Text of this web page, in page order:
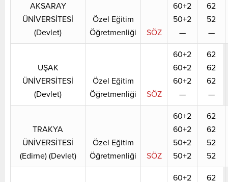
AKSARAY
ÜNİVERSİTESİ
(Devlet)
Özel Eğitim
Öğretmenliği
SÖZ
60+2
50+2
—
62
52
—
UŞAK
ÜNİVERSİTESİ
(Devlet)
Özel Eğitim
Öğretmenliği
SÖZ
60+2
60+2
60+2
—
62
62
62
—
TRAKYA
ÜNİVERSİTESİ
(Edirne) (Devlet)
Özel Eğitim
Öğretmenliği
SÖZ
60+2
60+2
50+2
50+2
62
62
52
52
60+2
62